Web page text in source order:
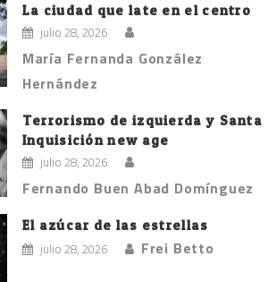
La ciudad que late en el centro
julio 28, 2026
María Fernanda González
Hernández
Terrorismo de izquierda y Santa
Inquisición new age
julio 28, 2026
Fernando Buen Abad Domínguez
El azúcar de las estrellas
julio 28, 2026 Frei Betto